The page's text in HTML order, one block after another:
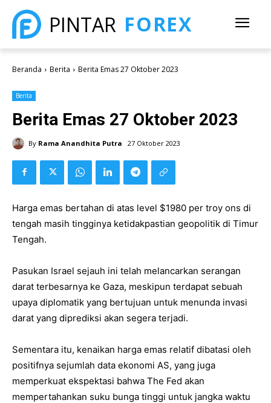
PINTAR FOREX
Beranda Berita Berita Emas 27 Oktober 2023
Berita
Berita Emas 27 Oktober 2023
By Rama Anandhita Putra 27 Oktober 2023
Harga emas bertahan di atas level $1980 per troy ons di
tengah masih tingginya ketidakpastian geopolitik di Timur
Tengah.
Pasukan Israel sejauh ini telah melancarkan serangan
darat terbesarnya ke Gaza, meskipun terdapat sebuah
upaya diplomatik yang bertujuan untuk menunda invasi
darat yang diprediksi akan segera terjadi.
Sementara itu, kenaikan harga emas relatif dibatasi oleh
positifnya sejumlah data ekonomi AS, yang juga
memperkuat ekspektasi bahwa The Fed akan
mempertahankan suku bunga tinggi untuk jangka waktu